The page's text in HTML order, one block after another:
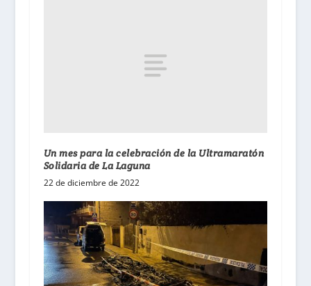
Un mes para la celebración de la Ultramaratón
Solidaria de La Laguna
22 de diciembre de 2022